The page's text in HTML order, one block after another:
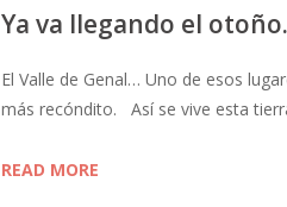
Ya va llegando el
El Valle de Genal… Uno de esos
más recóndito. Así se vive esta
READ MORE